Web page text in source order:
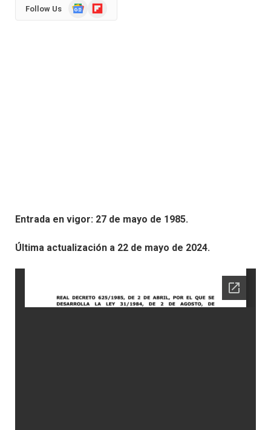
Follow Us
GoogleFlipboard
Entrada en vigor: 27 de mayo de 1985.
Última actualización a 22 de mayo de 2024.